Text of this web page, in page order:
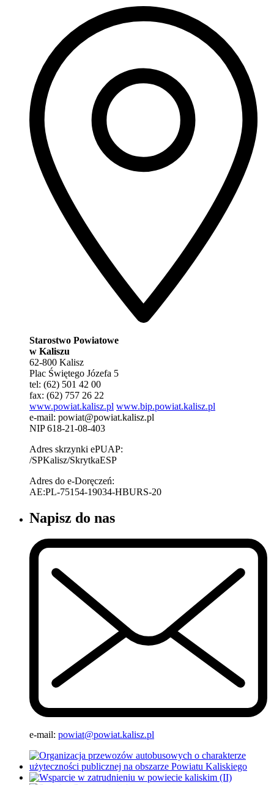
Starostwo Powiatowe
w Kaliszu
62-800 Kalisz
Plac Świętego Józefa 5
tel: (62) 501 42 00
fax: (62) 757 26 22
www.powiat.kalisz.pl www.bip.powiat.kalisz.pl
e-mail: powiat@powiat.kalisz.pl
NIP 618-21-08-403
Adres skrzynki ePUAP:
/SPKalisz/SkrytkaESP
Adres do e-Doręczeń:
AE:PL-75154-19034-HBURS-20
Napisz do nas
e-mail: powiat@powiat.kalisz.pl